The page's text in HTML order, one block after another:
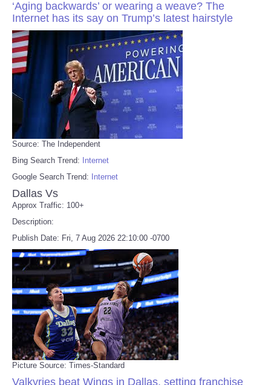
‘Aging backwards’ or wearing a weave? The
Internet has its say on Trump’s latest hairstyle
Source: The Independent
Bing Search Trend: Internet
Google Search Trend: Internet
Dallas Vs
Approx Traffic: 100+
Description:
Publish Date: Fri, 7 Aug 2026 22:10:00 -0700
Picture Source: Times-Standard
Valkyries beat Wings in Dallas, setting franchise